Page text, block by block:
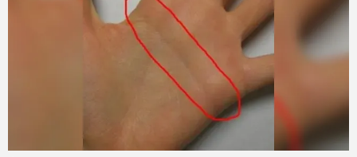
の不謹慎発言で「地獄に…
週刊女性PRIME 2026/8/6
くまモンと仲良しの“高雄熊”がいる高雄市
からは被災地にテント、半導体大手
『TSMC』は2億5000万！台湾と…
2026/8/6